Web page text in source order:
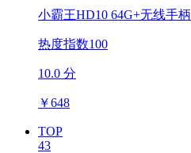
小霸王HD10 64G+无线手柄
热度指数100
10.0 分
￥648
TOP
43